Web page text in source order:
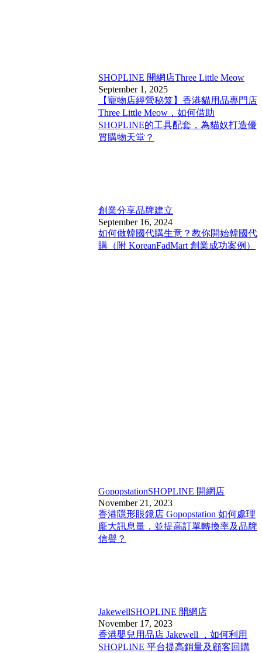
SHOPLINE 開網店Three Little Meow
September 1, 2025
【寵物店經營秘笈】香港貓用品專門店
Three Little Meow，如何借助
SHOPLINE的工具配套，為貓奴打造優
質購物天堂？
創業分享品牌建立
September 16, 2024
如何做韓國代購生意？教你開始韓國代
購（附 KoreanFadMart 創業成功案例）
GopopstationSHOPLINE 開網店
November 21, 2023
香港隱形眼鏡店 Gopopstation 如何處理
龐大訊息量，並提高訂單轉換率及品牌
信譽？
JakewellSHOPLINE 開網店
November 17, 2023
香港嬰兒用品店 Jakewell ，如何利用
SHOPLINE 平台提高銷量及顧客回購